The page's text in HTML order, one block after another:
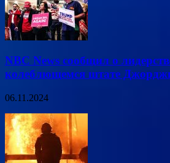
NBC News сообщил о
колеблющемся штате
06.11.2024